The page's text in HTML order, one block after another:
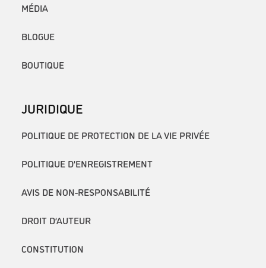
MÉDIA
BLOGUE
BOUTIQUE
JURIDIQUE
POLITIQUE DE PROTECTION DE LA VIE PRIVÉE
POLITIQUE D’ENREGISTREMENT
AVIS DE NON-RESPONSABILITÉ
DROIT D’AUTEUR
CONSTITUTION